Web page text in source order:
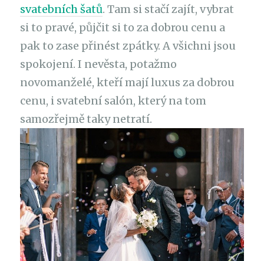
svatebních šatů. Tam si stačí zajít, vybrat
si to pravé, půjčit si to za dobrou cenu a
pak to zase přinést zpátky. A všichni jsou
spokojení. I nevěsta, potažmo
novomanželé, kteří mají luxus za dobrou
cenu, i svatební salón, který na tom
samozřejmě taky netratí.